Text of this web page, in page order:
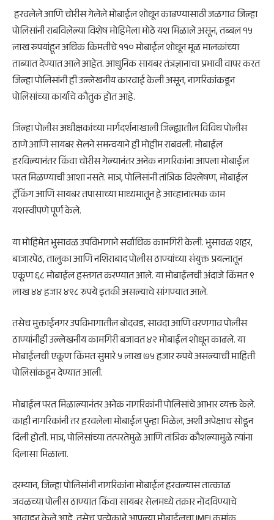
हरवलेले आणि चोरीस गेलेले मोबाईल शोधून काढण्यासाठी जळगाव जिल्हा
पोलिसांनी राबविलेल्या विशेष मोहिमेला मोठे यश मिळाले असून, तब्बल १५
लाख रुपयांहून अधिक किमतीचे ११० मोबाईल शोधून मूळ मालकांच्या
ताब्यात देण्यात आले आहेत. आधुनिक सायबर तंत्रज्ञानाचा प्रभावी वापर करत
जिल्हा पोलिसांनी ही उल्लेखनीय कारवाई केली असून, नागरिकांकडून
पोलिसांच्या कार्याचे कौतुक होत आहे.
जिल्हा पोलीस अधीक्षकांच्या मार्गदर्शनाखाली जिल्ह्यातील विविध पोलीस
ठाणे आणि सायबर सेलने समन्वयाने ही मोहीम राबवली. मोबाईल
हरविल्यानंतर किंवा चोरीस गेल्यानंतर अनेक नागरिकांना आपला मोबाईल
परत मिळण्याची आशा नसते. मात्र, पोलिसांनी तांत्रिक विश्लेषण, मोबाईल
ट्रॅकिंग आणि सायबर तपासाच्या माध्यमातून हे आव्हानात्मक काम
यशस्वीपणे पूर्ण केले.
या मोहिमेत भुसावळ उपविभागाने सर्वाधिक कामगिरी केली. भुसावळ शहर,
बाजारपेठ, तालुका आणि नशिराबाद पोलीस ठाण्यांच्या संयुक्त प्रयत्नातून
एकूण ६८ मोबाईल हस्तगत करण्यात आले. या मोबाईलची अंदाजे किंमत ९
लाख ४४ हजार ४९८ रुपये इतकी असल्याचे सांगण्यात आले.
तसेच मुक्ताईनगर उपविभागातील बोदवड, सावदा आणि वरणगाव पोलीस
ठाण्यांनीही उल्लेखनीय कामगिरी बजावत ४२ मोबाईल शोधून काढले. या
मोबाईलची एकूण किंमत सुमारे ५ लाख ७५ हजार रुपये असल्याची माहिती
पोलिसांकडून देण्यात आली.
मोबाईल परत मिळाल्यानंतर अनेक नागरिकांनी पोलिसांचे आभार व्यक्त केले.
काही नागरिकांनी तर हरवलेला मोबाईल पुन्हा मिळेल, अशी अपेक्षाच सोडून
दिली होती. मात्र, पोलिसांच्या तत्परतेमुळे आणि तांत्रिक कौशल्यामुळे त्यांना
दिलासा मिळाला.
दरम्यान, जिल्हा पोलिसांनी नागरिकांना मोबाईल हरवल्यास तात्काळ
जवळच्या पोलीस ठाण्यात किंवा सायबर सेलमध्ये तक्रार नोंदविण्याचे